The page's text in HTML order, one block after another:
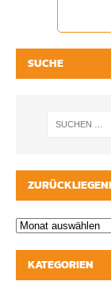
SUCHE
KATEGORIEN